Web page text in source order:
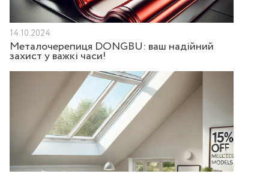
14.10.2024
Металочерепиця DONGBU: ваш надійний
захист у важкі часи!